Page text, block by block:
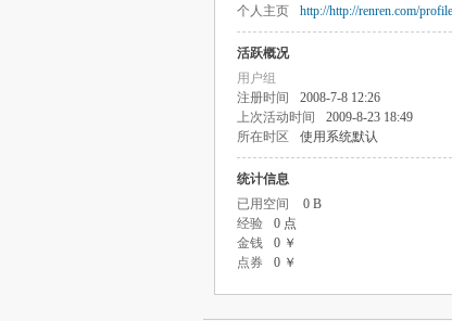
个人主页
http://http://renren.com/
活跃概况
用户组
注册时间
2008-7-8 12:26
上次活动时间
2009-8-23 18:49
所在时区
使用系统默认
统计信息
已用空间
0 B
经验
0 点
金钱
0 ￥
点券
0 ￥